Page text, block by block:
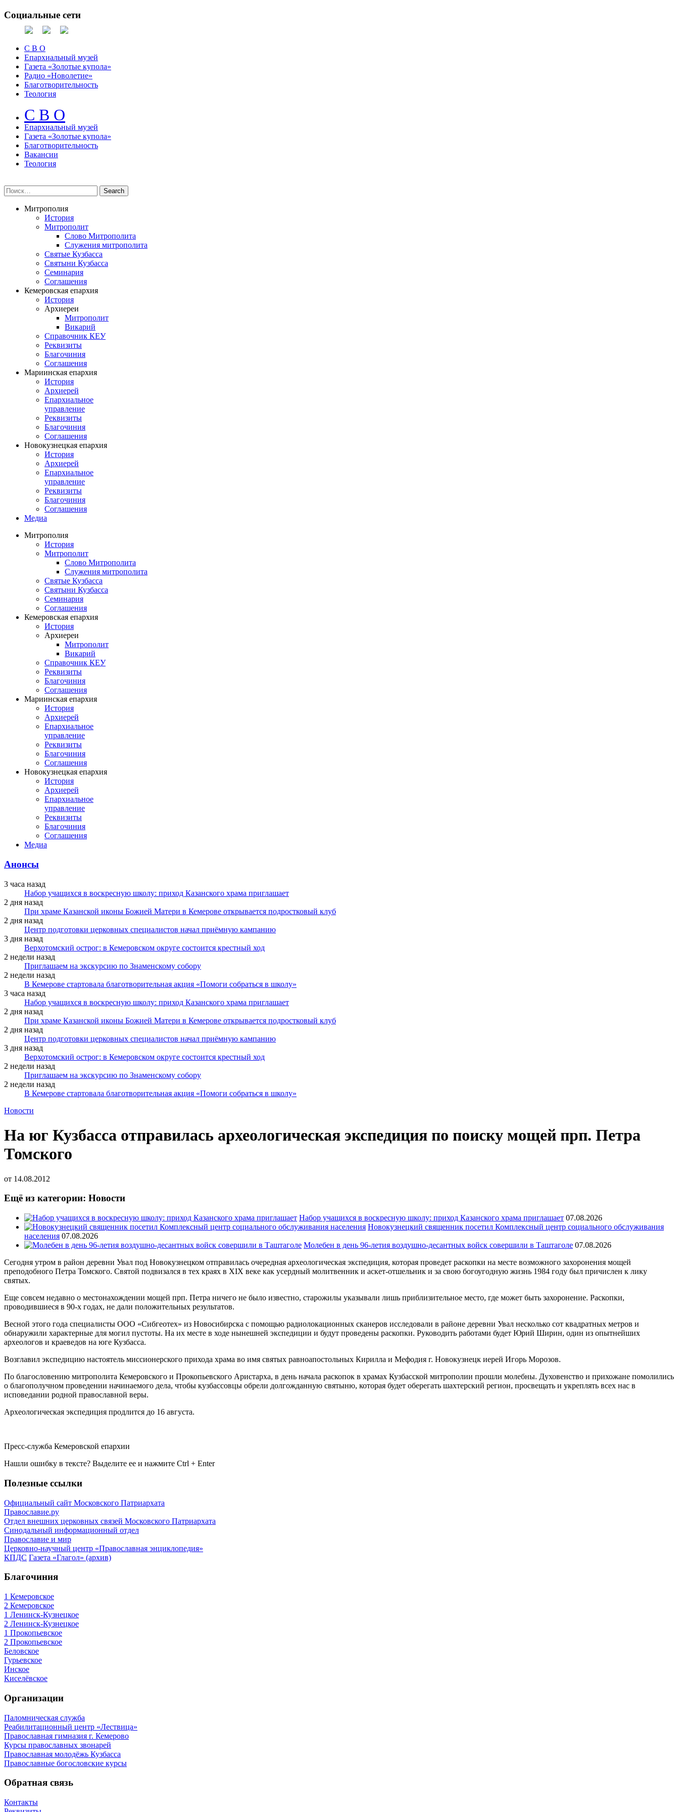
Социальные сети
С В О
Епархиальный музей
Газета «Золотые купола»
Радио «Новолетие»
Благотворительность
Теология
С В О
Епархиальный музeй
Газета «Золотые купола»
Благотворительность
Вакансии
Теология
Митрополия
История
Митрополит
Слово Митрополита
Служения митрополита
Святые Кузбасса
Святыни Кузбасса
Семинария
Соглашения
Кемеровская епархия
История
Архиереи
Митрополит
Викарий
Справочник КЕУ
Реквизиты
Благочиния
Соглашения
Мариинская епархия
История
Архиерей
Епархиальное
управление
Реквизиты
Благочиния
Соглашения
Новокузнецкая епархия
История
Архиерей
Епархиальное
управление
Реквизиты
Благочиния
Соглашения
Медиа
Митрополия
История
Митрополит
Слово Митрополита
Служения митрополита
Святые Кузбасса
Святыни Кузбасса
Семинария
Соглашения
Кемеровская епархия
История
Архиереи
Митрополит
Викарий
Справочник КЕУ
Реквизиты
Благочиния
Соглашения
Мариинская епархия
История
Архиерей
Епархиальное
управление
Реквизиты
Благочиния
Соглашения
Новокузнецкая епархия
История
Архиерей
Епархиальное
управление
Реквизиты
Благочиния
Соглашения
Медиа
Анонсы
3 часа назад
Набор учащихся в воскресную школу: приход Казанского храма приглашает
2 дня назад
При храме Казанской иконы Божией Матери в Кемерове открывается подростковый клуб
2 дня назад
Центр подготовки церковных специалистов начал приёмную кампанию
3 дня назад
Верхотомский острог: в Кемеровском округе состоится крестный ход
2 недели назад
Приглашаем на экскурсию по Знаменскому собору
2 недели назад
В Кемерове стартовала благотворительная акция «Помоги собраться в школу»
3 часа назад
Набор учащихся в воскресную школу: приход Казанского храма приглашает
2 дня назад
При храме Казанской иконы Божией Матери в Кемерове открывается подростковый клуб
2 дня назад
Центр подготовки церковных специалистов начал приёмную кампанию
3 дня назад
Верхотомский острог: в Кемеровском округе состоится крестный ход
2 недели назад
Приглашаем на экскурсию по Знаменскому собору
2 недели назад
В Кемерове стартовала благотворительная акция «Помоги собраться в школу»
Новости
На юг Кузбасса отправилась археологическая экспедиция по поиску мощей прп. Петра
Томского
от 14.08.2012
Ещё из категории: Новости
Набор учащихся в воскресную школу: приход Казанского храма приглашает 07.08.2026
Новокузнецкий священник посетил Комплексный центр социального обслуживания
населения 07.08.2026
Молебен в день 96-летия воздушно-десантных войск совершили в Таштаголе 07.08.2026
Сегодня утром в район деревни Увал под Новокузнецком отправилась очередная археологическая экспедиция, которая проведет раскопки на месте возможного захоронения мощей
преподобного Петра Томского. Святой подвизался в тех краях в XIX веке как усердный молитвенник и аскет-отшельник и за свою богоугодную жизнь 1984 году был причислен к лику
святых.
Еще совсем недавно о местонахождении мощей прп. Петра ничего не было известно, старожилы указывали лишь приблизительное место, где может быть захоронение. Раскопки,
проводившиеся в 90-х годах, не дали положительных результатов.
Весной этого года специалисты ООО «Сибгеотех» из Новосибирска с помощью радиолокационных сканеров исследовали в районе деревни Увал несколько сот квадратных метров и
обнаружили характерные для могил пустоты. На их месте в ходе нынешней экспедиции и будут проведены раскопки. Руководить работами будет Юрий Ширин, один из опытнейших
археологов и краеведов на юге Кузбасса.
Возглавил экспедицию настоятель миссионерского прихода храма во имя святых равноапостольных Кирилла и Мефодия г. Новокузнецк иерей Игорь Морозов.
По благословению митрополита Кемеровского и Прокопьевского Аристарха, в день начала раскопок в храмах Кузбасской митрополии прошли молебны. Духовенство и прихожане помолились
о благополучном проведении начинаемого дела, чтобы кузбассовцы обрели долгожданную святыню, которая будет оберегать шахтерский регион, просвещать и укреплять всех нас в
исповедании родной православной веры.
Археологическая экспедиция продлится до 16 августа.
Пресс-служба Кемеровской епархии
Нашли ошибку в тексте? Выделите ее и нажмите Ctrl + Enter
Полезные ссылки
Официальный сайт Московского Патриархата
Православие.ру
Отдел внешних церковных связей Московского Патриархата
Синодальный информационный отдел
Православие и мир
Церковно-научный центр «Православная энциклопедия»
КПДС Газета «Глагол» (архив)
Благочиния
1 Кемеровское
2 Кемеровское
1 Ленинск-Кузнецкое
2 Ленинск-Кузнецкое
1 Прокопьевское
2 Прокопьевское
Беловское
Гурьевское
Инское
Киселёвское
Организации
Паломническая служба
Реабилитационный центр «Лествица»
Православная гимназия г. Кемерово
Курсы православных звонарей
Православная молодёжь Кузбасса
Православные богословские курсы
Обратная связь
Контакты